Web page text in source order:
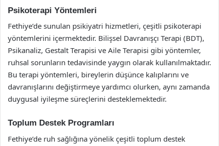
Psikoterapi Yöntemleri
Fethiye’de sunulan psikiyatri hizmetleri, çeşitli psikoterapi
yöntemlerini içermektedir. Bilişsel Davranışçı Terapi (BDT),
Psikanaliz, Gestalt Terapisi ve Aile Terapisi gibi yöntemler,
ruhsal sorunların tedavisinde yaygın olarak kullanılmaktadır.
Bu terapi yöntemleri, bireylerin düşünce kalıplarını ve
davranışlarını değiştirmeye yardımcı olurken, aynı zamanda
duygusal iyileşme süreçlerini desteklemektedir.
Toplum Destek Programları
Fethiye’de ruh sağlığına yönelik çeşitli toplum destek